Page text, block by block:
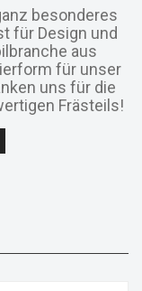
besonderes
für Design und
aus
für unser
uns für die
Frästeils!